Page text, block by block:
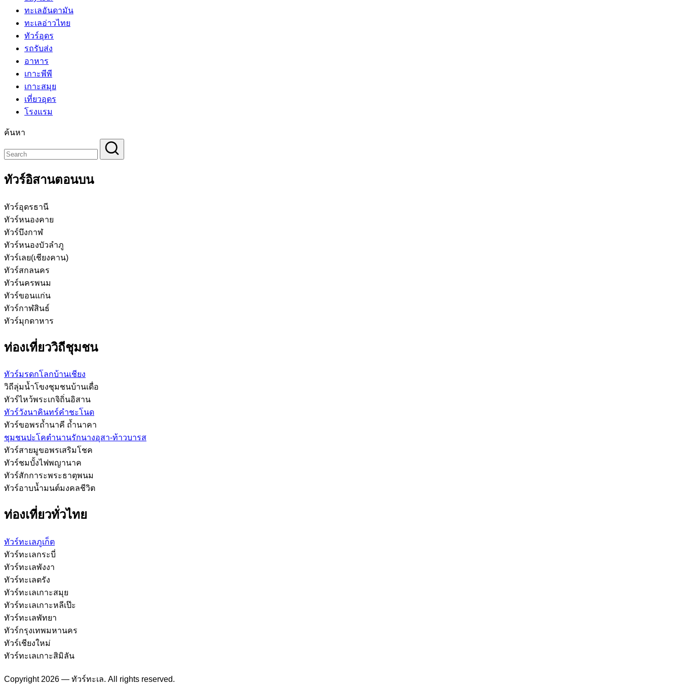
ทะเลอันดามัน
ทะเลอ่าวไทย
ทัวร์อุดร
รถรับส่ง
อาหาร
เกาะพีพี
เกาะสมุย
เที่ยวอุดร
โรงแรม
ค้นหา
ทัวร์อิสานตอนบน
ทัวร์อุดรธานี
ทัวร์หนองคาย
ทัวร์บึงกาฬ
ทัวร์หนองบัวลำภู
ทัวร์เลย(เชียงคาน)
ทัวร์สกลนคร
ทัวร์นครพนม
ทัวร์ขอนแก่น
ทัวร์กาฬสินธ์
ทัวร์มุกดาหาร
ท่องเที่ยววิถีชุมชน
ทัวร์มรดกโลกบ้านเชียง
วิถีลุ่มน้ำโขงชุมชนบ้านเดื่อ
ทัวร์ไหว้พระเกจิถิ่นอิสาน
ทัวร์วังนาคินทร์คำชะโนด
ทัวร์ขอพรถ้ำนาคี ถ้ำนาคา
ชุมชนปะโคตำนานรักนางอุสา-ท้าวบารส
ทัวร์สายมูขอพรเสริมโชค
ทัวร์ชมบั้งไฟพญานาค
ทัวร์สักการะพระธาตุพนม
ทัวร์อาบน้ำมนต์มงคลชีวิต
ท่องเที่ยวทั่วไทย
ทัวร์ทะเลภูเก็ต
ทัวร์ทะเลกระบี่
ทัวร์ทะเลพังงา
ทัวร์ทะเลตรัง
ทัวร์ทะเลเกาะสมุย
ทัวร์ทะเลเกาะหลีเป๊ะ
ทัวร์ทะเลพัทยา
ทัวร์กรุงเทพมหานคร
ทัวร์เชียงใหม่
ทัวร์ทะเลเกาะสิมิลัน
Copyright 2026 — ทัวร์ทะเล. All rights reserved.